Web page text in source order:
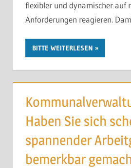
flexibler und dynamischer auf
Anforderungen reagieren.
BITTE WEITERLESEN
Haben Sie sich
spannender
bemerkbar
nicht in der Motivation der
dass niemand geklärt hat, wer
Gespräch anfragen